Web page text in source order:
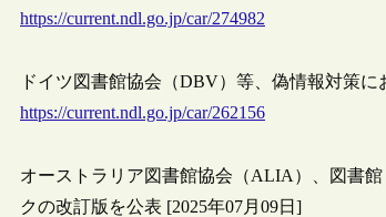
https://current.ndl.go.jp/car/274982
ドイツ図書館協会（DBV）等、偽情報対策
https://current.ndl.go.jp/car/262156
オーストラリア図書館協会（ALIA）、図書
クの改訂版を公表 [2025年07月09日]